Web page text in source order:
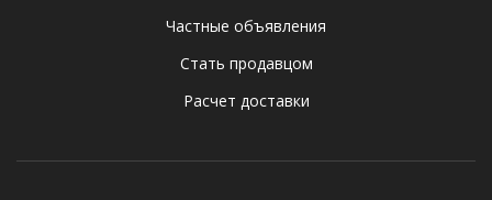
Частные объявления
Стать продавцом
Расчет доставки